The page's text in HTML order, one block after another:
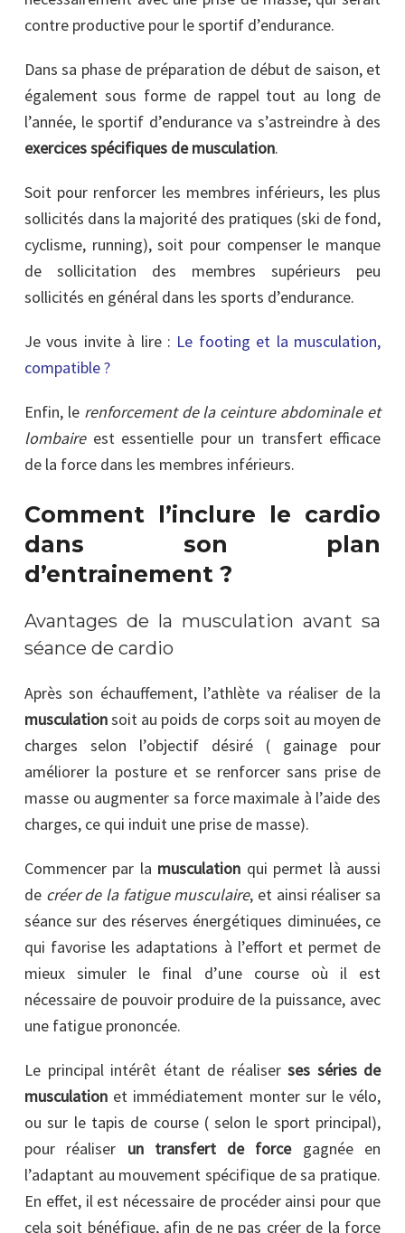
contre productive pour le sportif d’endurance.
Dans sa phase de préparation de début de saison, et
également sous forme de rappel tout au long de
l’année, le sportif d’endurance va s’astreindre à des
exercices spécifiques de musculation.
Soit pour renforcer les membres inférieurs, les plus
sollicités dans la majorité des pratiques (ski de fond,
cyclisme, running), soit pour compenser le manque
de sollicitation des membres supérieurs peu
sollicités en général dans les sports d’endurance.
Je vous invite à lire : Le footing et la musculation,
compatible ?
Enfin, le renforcement de la ceinture abdominale et
lombaireest essentielle pour un transfert efficace
de la force dans les membres inférieurs.
Comment l’inclure le cardio
dans son plan
d’entrainement ?
Avantages de la musculation avant sa
séance de cardio
Après son échauffement, l’athlète va réaliser de la
musculationsoit au poids de corps soit au moyen de
charges selon l’objectif désiré ( gainage pour
améliorer la posture et se renforcer sans prise de
masse ou augmenter sa force maximale à l’aide des
charges, ce qui induit une prise de masse).
Commencer par la musculation qui permet là aussi
de créer de la fatigue musculaire, et ainsi réaliser sa
séance sur des réserves énergétiques diminuées, ce
qui favorise les adaptations à l’effort et permet de
mieux simuler le final d’une course où il est
nécessaire de pouvoir produire de la puissance, avec
une fatigue prononcée.
Le principal intérêt étant de réaliser ses séries de
musculation et immédiatement monter sur le vélo,
ou sur le tapis de course ( selon le sport principal),
pour réaliser un transfert de forcegagnée en
l’adaptant au mouvement spécifique de sa pratique.
En effet, il est nécessaire de procéder ainsi pour que
cela soit bénéfique, afin de ne pas créer de la force